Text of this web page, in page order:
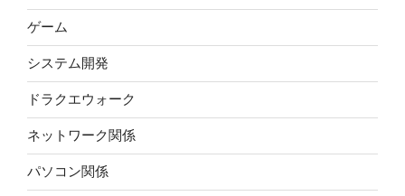
ゲーム
システム開発
ドラクエウォーク
ネットワーク関係
パソコン関係